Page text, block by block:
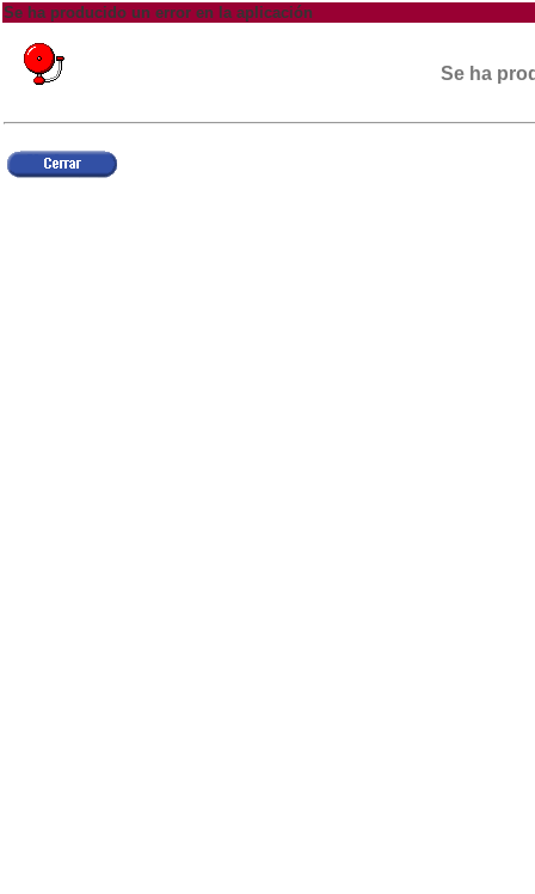
Se ha producido un error en la aplicación
Se ha